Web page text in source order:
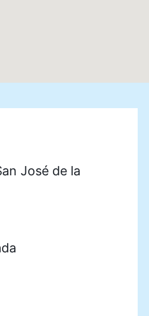
José de la